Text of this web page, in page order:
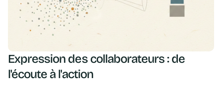
Expression des collaborateurs : de
l'écoute à l'action